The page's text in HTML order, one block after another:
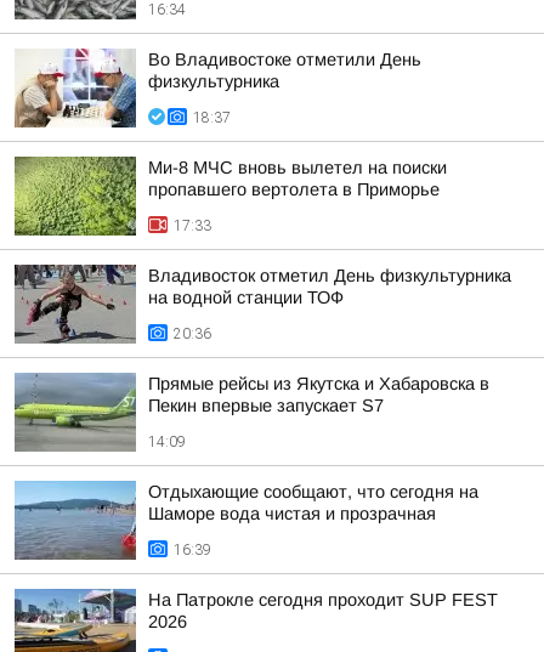
16:34
Во Владивостоке отметили День
физкультурника
18:37
Ми-8 МЧС вновь вылетел на поиски
пропавшего вертолета в Приморье
17:33
Владивосток отметил День физкультурника
на водной станции ТОФ
20:36
Прямые рейсы из Якутска и Хабаровска в
Пекин впервые запускает S7
14:09
Отдыхающие сообщают, что сегодня на
Шаморе вода чистая и прозрачная
16:39
На Патрокле сегодня проходит SUP FEST
2026